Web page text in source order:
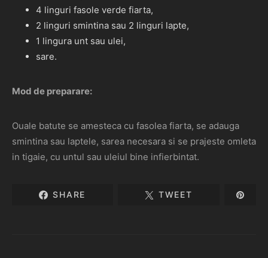
4 linguri fasole verde fiarta,
2 linguri smintina sau 2 linguri lapte,
1 lingura unt sau ulei,
sare.
Mod de preparare:
Ouale batute se amesteca cu fasolea fiarta, se adauga
smintina sau laptele, sarea necesara si se prajeste omleta
in tigaie, cu untul sau uleiul bine infierbintat.
SHARE TWEET